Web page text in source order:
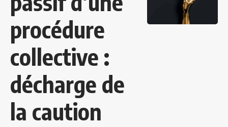
procédure
collective :
décharge de
la caution